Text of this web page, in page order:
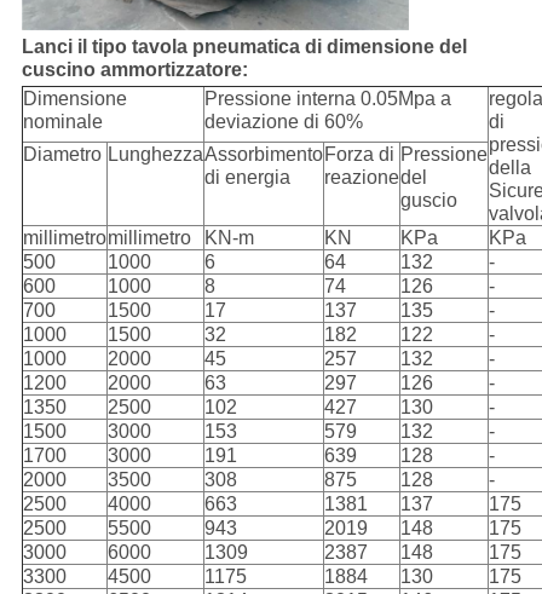
Lanci il tipo tavola pneumatica di dimensione del
cuscino ammortizzatore:
Dimensione
nominale
Pressione interna 0.05Mpa a
deviazione di 60%
di
della
Diametro LunghezzaAssorbimento
di energia
Forza di
reazione
Pressione
del
guscio
millimetromillimetro KN-m KN KPa
KPa
500
1000 6 64 132
-
600
1000 8 74 126
-
700
1500 17 137 135
-
1000
1500 32 182 122
-
1000
2000 45 257 132
-
1200
2000 63 297 126
-
1350
2500 102 427 130
-
1500
3000 153 579 132
-
1700
3000 191 639 128
-
2000
3500 308 875 128
-
2500
4000 663 1381 137
175
2500
5500 943 2019 148
175
3000
6000 1309 2387 148
175
3300
4500 1175 1884 130
175